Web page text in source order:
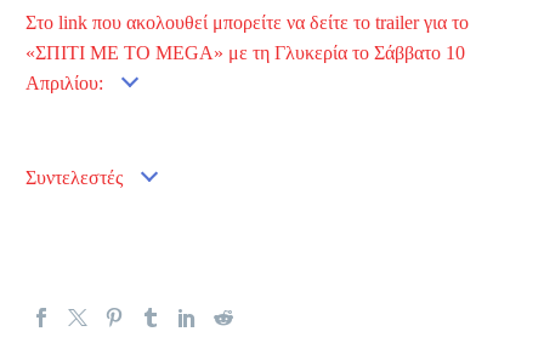
Στο link που ακολουθεί μπορείτε να δείτε το trailer για το
«ΣΠΙΤΙ ΜΕ ΤΟ MEGA» με τη Γλυκερία το Σάββατο 10
Απριλίου:
Συντελεστές